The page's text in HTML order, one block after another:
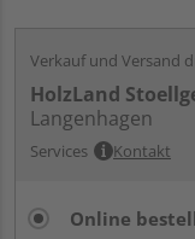
Verkauf und Versand
HolzLand
Langenhagen
Services Kontakt
Online